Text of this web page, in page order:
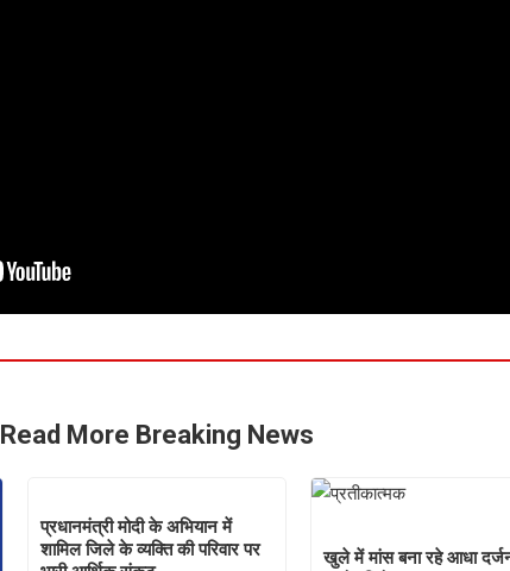
Read More Breaking News
प्रधानमंत्री मोदी के अभियान में
शामिल जिले के व्यक्ति की परिवार पर
खुले में मांस बना रहे आधा